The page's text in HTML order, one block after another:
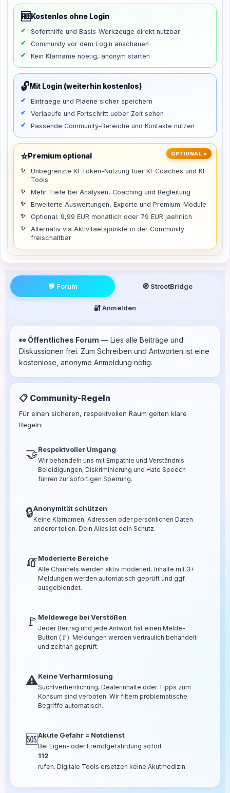
🆓 Kostenlos ohne Login
Soforthilfe und Basis-Werkzeuge direkt nutzbar
Community vor dem Login anschauen
Kein Klarname noetig, anonym starten
🔓Mit Login (weiterhin kostenlos)
Eintraege und Plaene sicher speichern
Verlaeufe und Fortschritt ueber Zeit sehen
Passende Community-Bereiche und Kontakte nutzen
OPTIONAL ⭐
⭐Premium optional
Unbegrenzte KI-Token-Nutzung fuer KI-Coaches und KI-
Tools
Mehr Tiefe bei Analysen, Coaching und Begleitung
Erweiterte Auswertungen, Exporte und Premium-Module
Optional: 9,99 EUR monatlich oder 79 EUR jaehrlich
Alternativ via Aktivitaetspunkte in der Community
freischaltbar
💬 Forum 🧭 StreetBridge
🔐 Anmelden
👀 Öffentliches Forum — Lies alle Beiträge und
Diskussionen frei. Zum Schreiben und Antworten ist eine
kostenlose, anonyme Anmeldung nötig.
📋 Community-Regeln
Für einen sicheren, respektvollen Raum gelten klare
Regeln:
🤝Respektvoller Umgang
Wir behandeln uns mit Empathie und Verständnis.
Beleidigungen, Diskriminierung und Hate Speech
führen zur sofortigen Sperrung.
🔒Anonymität schützen
Keine Klarnamen, Adressen oder persönlichen Daten
anderer teilen. Dein Alias ist dein Schutz.
🧯Moderierte Bereiche
Alle Channels werden aktiv moderiert. Inhalte mit 3+
Meldungen werden automatisch geprüft und ggf.
ausgeblendet.
🚩 Meldewege bei Verstößen
Jeder Beitrag und jede Antwort hat einen Melde-
Button (🚩). Meldungen werden vertraulich behandelt
und zeitnah geprüft.
⚠️Keine Verharmlosung
Suchtverherrlichung, Dealerinhalte oder Tipps zum
Konsum sind verboten. Wir filtern problematische
Begriffe automatisch.
🆘Akute Gefahr = Notdienst
Bei Eigen- oder Fremdgefährdung sofort
112
rufen. Digitale Tools ersetzen keine Akutmedizin.